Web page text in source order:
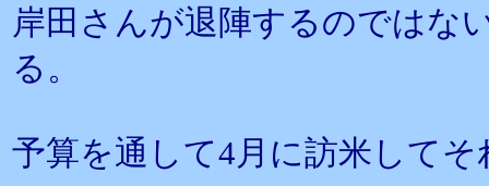
岸田さんが退陣するのではな
る。
予算を通して4月に訪米して